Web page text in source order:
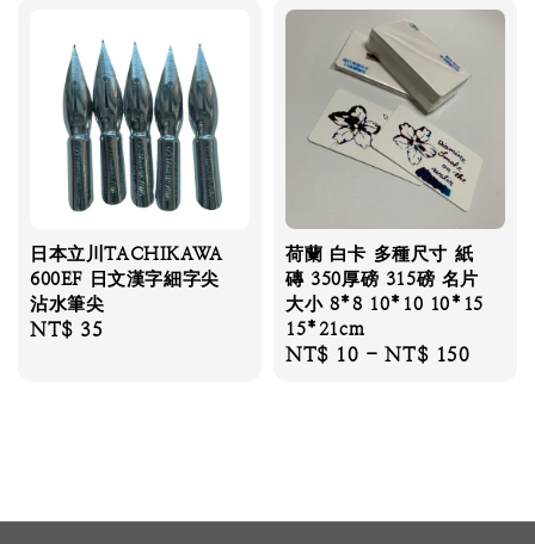
日本立川TACHIKAWA
600EF 日文漢字細字尖
沾水筆尖
Regular
NT$ 35
荷蘭 白卡 多種尺寸 紙
磚 350厚磅 315磅 名片
大小 8*8 10*10 10*15
15*21cm
Regular
NT$ 10 -NT$ 150